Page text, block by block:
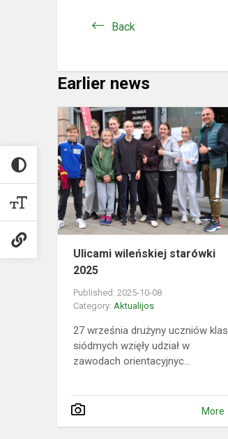
Back
Earlier news
Ulicami wileńskiej starówki
2025
Published: 2025-10-08
Category: Aktualijos
27 września drużyny uczniów klas
siódmych wzięły udział w
zawodach orientacyjnyc...
More